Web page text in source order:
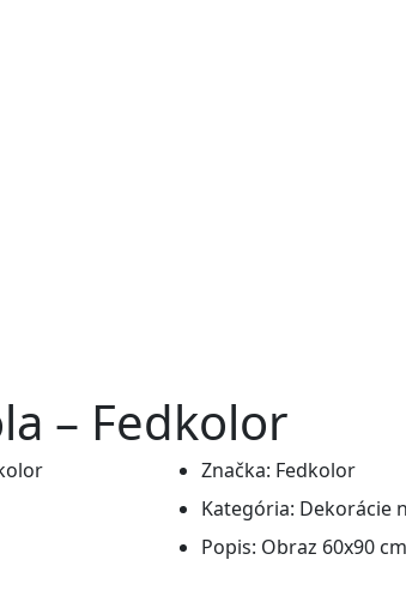
– Fedkolor
Značka: Fedkolor
Kategória: Dekorácie
Popis: Obraz 60x90